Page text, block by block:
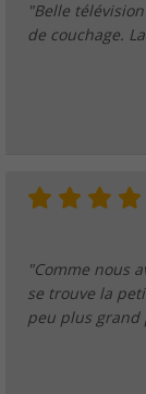
"Belle
de couchage.
"Comme nous
se trouve la
peu plus grand